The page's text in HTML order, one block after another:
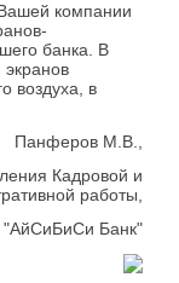
компании
банка. В
экранов
воздуха, в
Панферов М.В.,
Кадровой и
работы,
"АйСиБиСи Банк"